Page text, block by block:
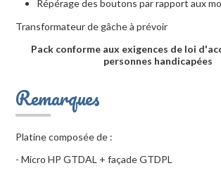
Répérage des boutons par rapport aux
Transformateur de gâche à prévoir
Pack conforme aux exigences de loi
personnes handicapées
Remarques
Platine composée de :
- Micro HP GTDAL + façade GTDPL